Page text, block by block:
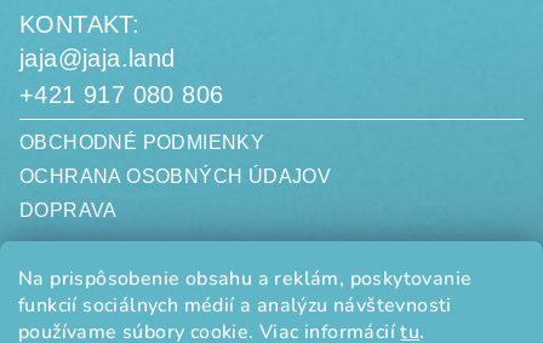
Na prispôsobenie obsahu a reklám, poskytovanie
funkcií sociálnych médií a analýzu návštevnosti
používame súbory cookie. Viac informáciítu.
KONTAKT:
jaja@jaja.land
+421 917 080 806
OBCHODNÉ PODMIENKY
OCHRANA OSOBNÝCH ÚDAJOV
DOPRAVA
Limbová 3058/20
010 07 ŽILINA
SLOVENSKO